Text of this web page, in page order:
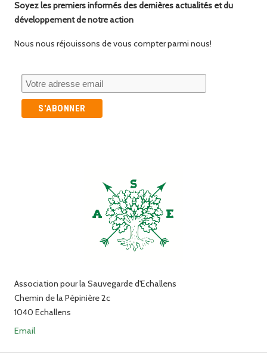
Soyez les premiers informés des dernières actualités et du
développement de notre action
Nous nous réjouissons de vous compter parmi nous!
Association pour la Sauvegarde d'Echallens
Chemin de la Pépinière 2c
1040 Echallens
Email